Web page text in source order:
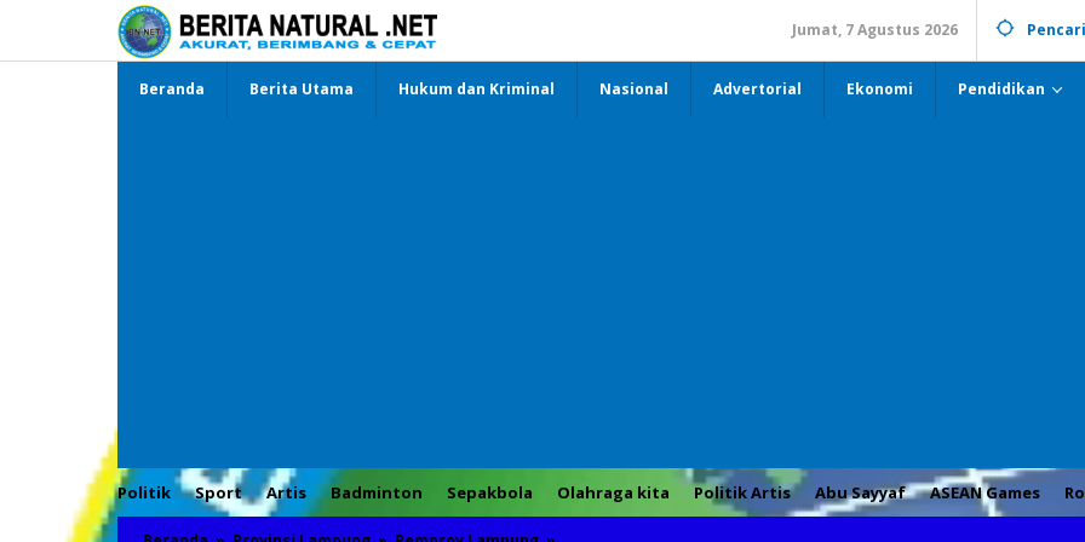
Jumat, 7 Agustus 2026
Beranda Berita Utama Hukum dan Kriminal Nasional Advertorial Ekonomi Pendidikan
Politik Sport Artis Badminton Sepakbola Olahraga kita Politik Artis Abu Sayyaf ASEAN Games